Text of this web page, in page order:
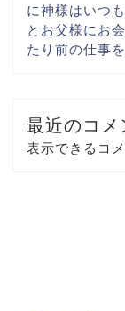
に神様はいつ
とお父様にお
たり前の仕事を
最近のコメ
表示できるコ